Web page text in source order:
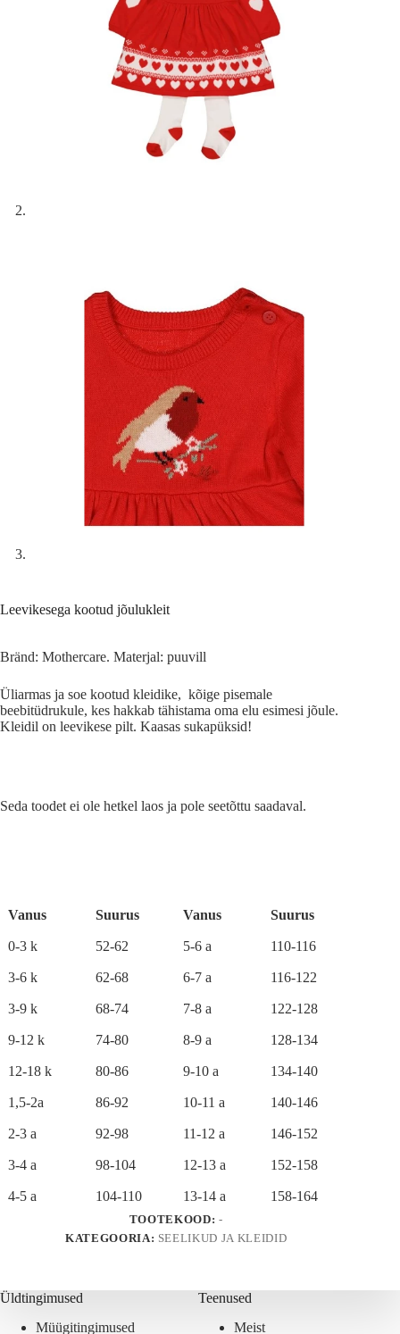
Leevikesega kootud jõulukleit
Bränd: Mothercare. Materjal: puuvill
Üliarmas ja soe kootud kleidike, kõige pisemale
beebitüdrukule, kes hakkab tähistama oma elu esimesi jõule.
Kleidil on leevikese pilt. Kaasas sukapüksid!
Seda toodet ei ole hetkel laos ja pole seetõttu saadaval.
Vanus Suurus Vanus Suurus
0-3 k 52-62 5-6 a 110-116
3-6 k 62-68 6-7 a 116-122
3-9 k 68-74 7-8 a 122-128
9-12 k 74-80 8-9 a 128-134
12-18 k 80-86 9-10 a 134-140
1,5-2a 86-92 10-11 a 140-146
2-3 a 92-98 11-12 a 146-152
3-4 a 98-104 12-13 a 152-158
4-5 a 104-110 13-14 a 158-164
TOOTEKOOD: -
KATEGOORIA: SEELIKUD JA KLEIDID
Üldtingimused
Müügitingimused
Teenused
Meist